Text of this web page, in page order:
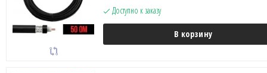
Доступно к заказу
В корзину